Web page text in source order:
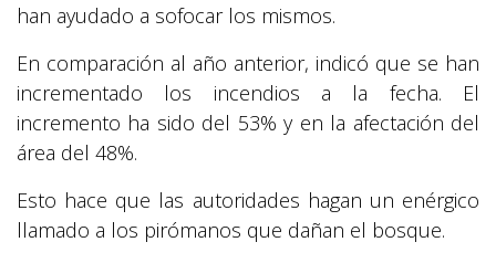
han ayudado a sofocar los mismos.
En comparación al año anterior, indicó que se han
incrementado los incendios a la fecha. El
incremento ha sido del 53% y en la afectación del
área del 48%.
Esto hace que las autoridades hagan un enérgico
llamado a los pirómanos que dañan el bosque.